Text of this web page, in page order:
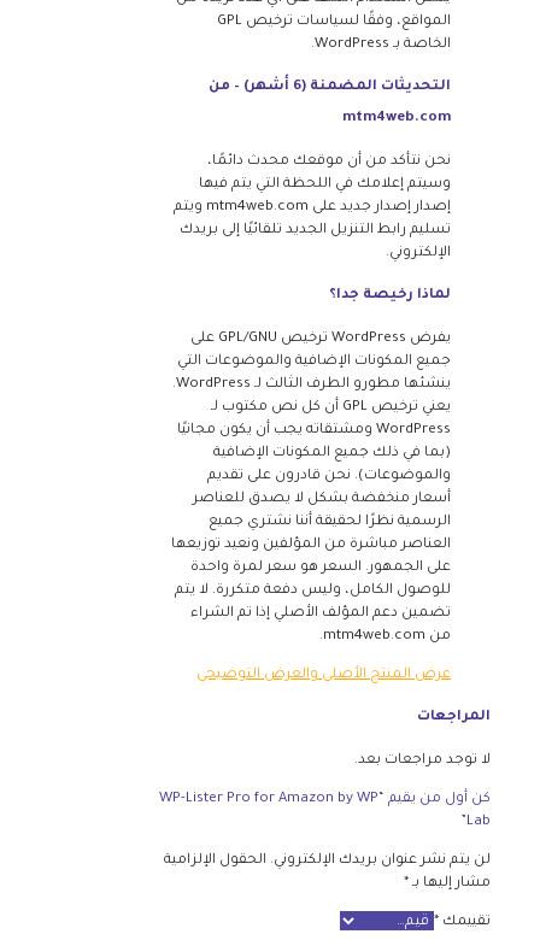
المواقع، وفقًا لسياسات ترخيص GPL
الخاصة بـ WordPress.
التحديثات المضمنة (6 أشهر) – من
mtm4web.com
نحن نتأكد من أن موقعك محدث دائمًا،
وسيتم إعلامك في اللحظة التي يتم فيها
إصدار إصدار جديد على mtm4web.com ويتم
تسليم رابط التنزيل الجديد تلقائيًا إلى بريدك
الإلكتروني.
لماذا رخيصة جدا؟
يفرض WordPress ترخيص GPL/GNU على
جميع المكونات الإضافية والموضوعات التي
ينشئها مطورو الطرف الثالث لـ WordPress.
يعني ترخيص GPL أن كل نص مكتوب لـ
WordPress ومشتقاته يجب أن يكون مجانيًا
(بما في ذلك جميع المكونات الإضافية
والموضوعات). نحن قادرون على تقديم
أسعار منخفضة بشكل لا يصدق للعناصر
الرسمية نظرًا لحقيقة أننا نشتري جميع
العناصر مباشرة من المؤلفين ونعيد توزيعها
على الجمهور. السعر هو سعر لمرة واحدة
للوصول الكامل، وليس دفعة متكررة. لا يتم
تضمين دعم المؤلف الأصلي إذا تم الشراء
من mtm4web.com.
عرض المنتج الأصلي والعرض التوضيحي
المراجعات
لا توجد مراجعات بعد.
كن أول من يقيم “WP-Lister Pro for Amazon by WP
Lab”
لن يتم نشر عنوان بريدك الإلكتروني.
الحقول الإلزامية
مشار إليها بـ *
تقييمك *